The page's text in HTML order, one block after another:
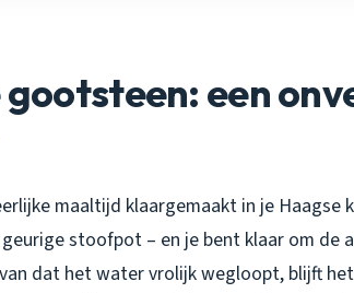
een
maaltijd klaargemaakt in je Haagse
stoofpot – en je bent klaar om de
dat het water vrolijk wegloopt, blijft